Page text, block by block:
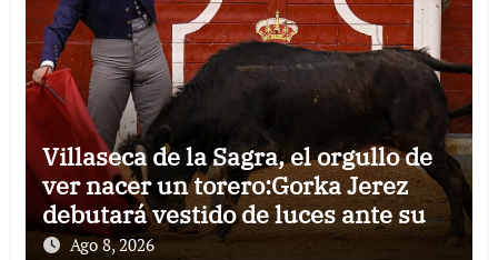
Villaseca de la Sagra, el orgullo de
ver nacer un torero:Gorka Jerez
debutará vestido de luces ante su
pueblo
Ago 8, 2026